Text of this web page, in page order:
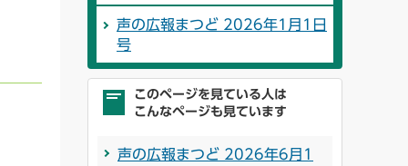
声の広報まつど 2026年1月1日
号
このページを見ている人は
こんなページも見ています
声の広報まつど 2026年6月1